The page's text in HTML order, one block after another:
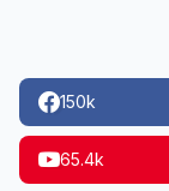
150k
65.4k